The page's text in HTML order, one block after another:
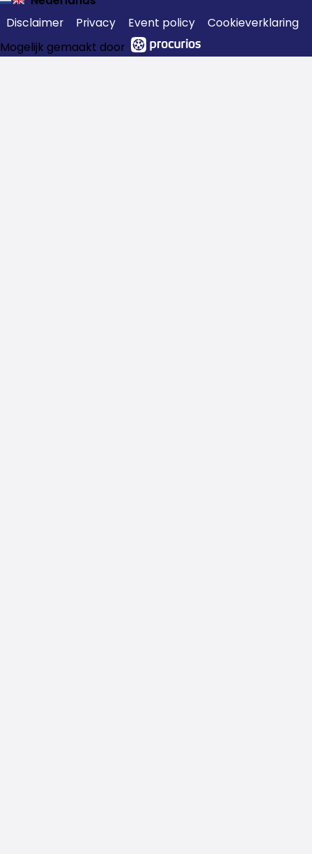
Disclaimer
Privacy Event policy
Cookieverklaring
Mogelijk gemaakt door